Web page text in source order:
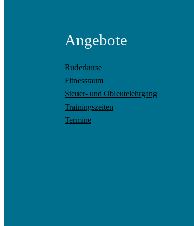
Angebote
Ruderkurse
Fitnessraum
Steuer- und Obleutelehrgang
Trainingszeiten
Termine